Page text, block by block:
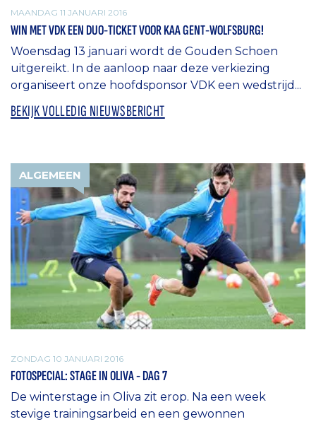
MAANDAG 11 JANUARI 2016
WIN MET VDK EEN DUO-TICKET VOOR KAA GENT-WOLFSBURG!
Woensdag 13 januari wordt de Gouden Schoen
uitgereikt. In de aanloop naar deze verkiezing
organiseert onze hoofdsponsor VDK een wedstrijd...
BEKIJK VOLLEDIG NIEUWSBERICHT
ALGEMEEN
ZONDAG 10 JANUARI 2016
FOTOSPECIAL: STAGE IN OLIVA - DAG 7
De winterstage in Oliva zit erop. Na een week
stevige trainingsarbeid en een gewonnen